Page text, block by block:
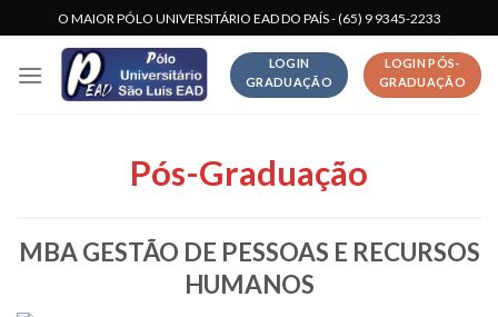
to
content
O MAIOR PÓLO UNIVERSITÁRIO EAD DO PAÍS - (65) 9 9345-2233
LOGIN
GRADUAÇÃO
LOGIN PÓS-
GRADUAÇÃO
Pós-Graduação
MBA GESTÃO DE PESSOAS E RECURSOS
HUMANOS